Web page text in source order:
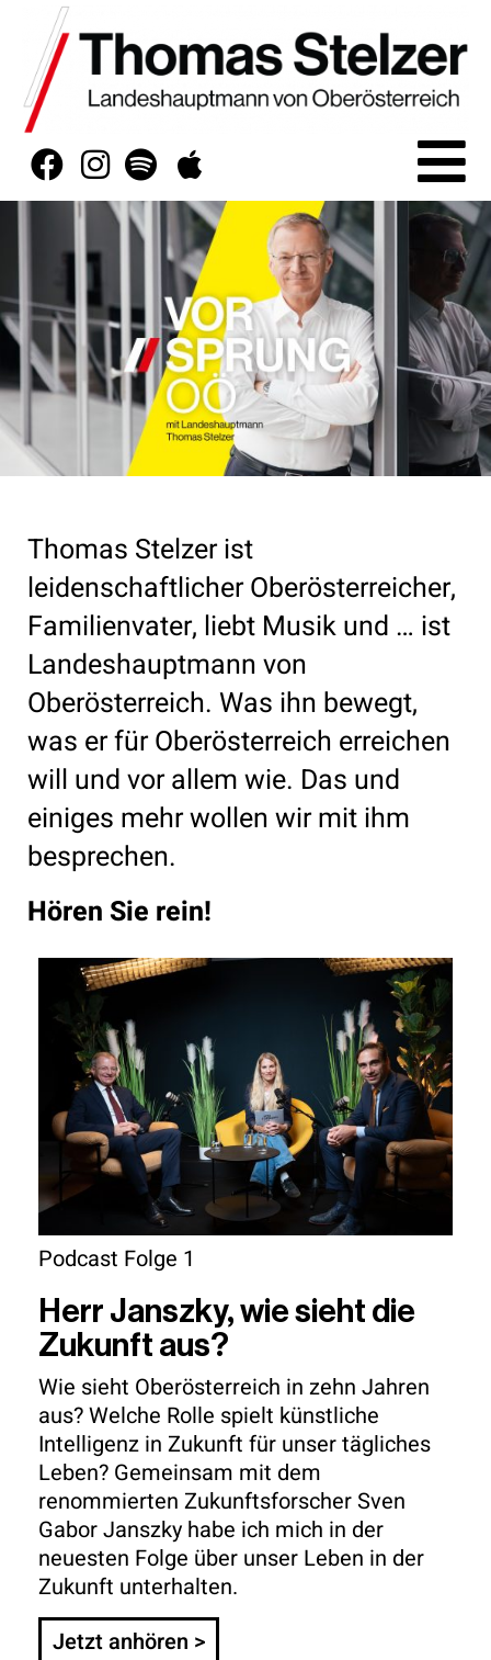
Thomas Stelzer ist
leidenschaftlicher Oberösterreicher,
Familienvater, liebt Musik und … ist
Landeshauptmann von
Oberösterreich. Was ihn bewegt,
was er für Oberösterreich erreichen
will und vor allem wie. Das und
einiges mehr wollen wir mit ihm
besprechen.
Hören Sie rein!
Podcast Folge 1
Herr Janszky, wie sieht die
Zukunft aus?
Wie sieht Oberösterreich in zehn Jahren
aus? Welche Rolle spielt künstliche
Intelligenz in Zukunft für unser tägliches
Leben? Gemeinsam mit dem
renommierten Zukunftsforscher Sven
Gabor Janszky habe ich mich in der
neuesten Folge über unser Leben in der
Zukunft unterhalten.
Jetzt anhören >